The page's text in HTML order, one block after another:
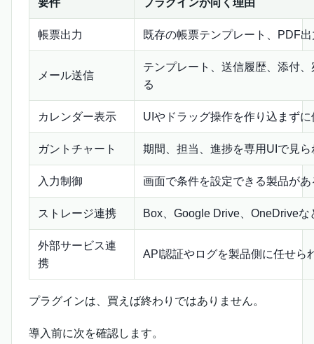
要件 プラグインが向く理由
帳票出力 既存の帳票テンプレート、PDF
メール送信
テンプレート、送信履歴、添付
る
カレンダー表示 UIやドラッグ操作を作り込まずに
ガントチャート 期間、担当、進捗を専用UIで見ら
入力制御 画面で条件を設定できる製品があ
ストレージ連携 Box、Google Drive、OneDrive
外部サービス連
携
API認証やログを製品側に任せら
プラグインは、買えば終わりではありません。
導入前に次を確認します。